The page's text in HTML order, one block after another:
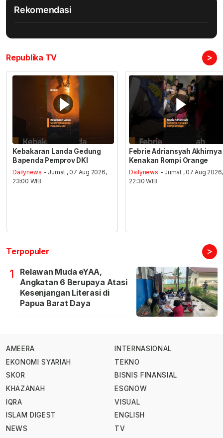
Rekomendasi
Republika TV >
Kebakaran Landa Gedung
Bapenda Pemprov DKI
Dailynews - Jumat , 07 Aug 2026,
23:00 WIB
Febrie Adriansyah Akhirnya
Kenakan Rompi Orange
Dailynews - Jumat , 07 Aug 2026,
22:30 WIB
Terpopuler >
1
Relawan Muda eYAA,
Angkatan 6 Berupaya Atasi
Kesenjangan Literasi di
Papua Barat Daya
AMEERA
EKONOMI SYARIAH
SKOR
KHAZANAH
IQRA
ISLAM DIGEST
NEWS
INTERNASIONAL
TEKNO
BISNIS FINANSIAL
ESGNOW
VISUAL
ENGLISH
TV